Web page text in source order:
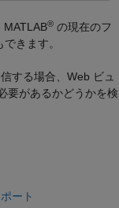
MATLAB® の現在のフ
きます。
する場合、Web ビュ
要があるかどうかを検
ート